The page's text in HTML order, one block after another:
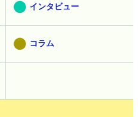
インタビュー
コラム